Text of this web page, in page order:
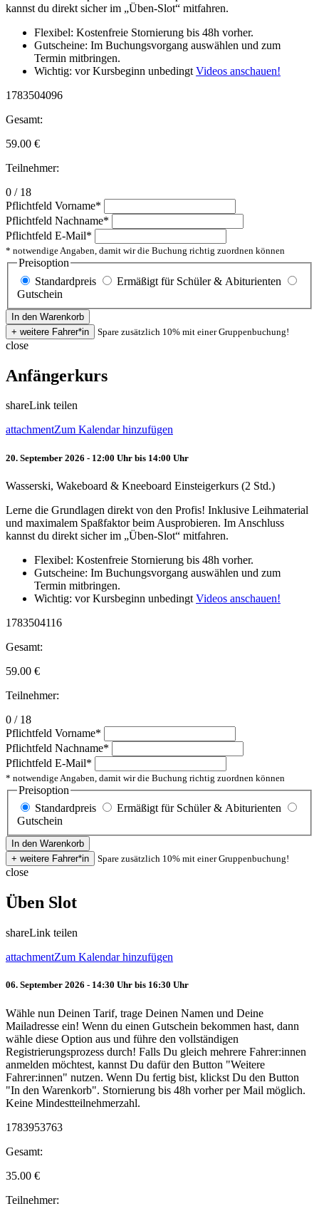
kannst du direkt sicher im „Üben-Slot“ mitfahren.
Flexibel: Kostenfreie Stornierung bis 48h vorher.
Gutscheine: Im Buchungsvorgang auswählen und zum
Termin mitbringen.
Wichtig: vor Kursbeginn unbedingt Videos anschauen!
1783504096
Gesamt:
59.00 €
Teilnehmer:
0 / 18
Pflichtfeld Vorname*
Pflichtfeld Nachname*
Pflichtfeld E-Mail*
* notwendige Angaben, damit wir die Buchung richtig zuordnen können
Preisoption
Standardpreis
Ermäßigt für Schüler & Abiturienten
Gutschein
Spare zusätzlich 10% mit einer Gruppenbuchung!
close
Anfängerkurs
shareLink teilen
attachmentZum Kalendar hinzufügen
20. September 2026 - 12:00 Uhr bis 14:00 Uhr
Wasserski, Wakeboard & Kneeboard Einsteigerkurs (2 Std.)
Lerne die Grundlagen direkt von den Profis! Inklusive Leihmaterial
und maximalem Spaßfaktor beim Ausprobieren. Im Anschluss
kannst du direkt sicher im „Üben-Slot“ mitfahren.
Flexibel: Kostenfreie Stornierung bis 48h vorher.
Gutscheine: Im Buchungsvorgang auswählen und zum
Termin mitbringen.
Wichtig: vor Kursbeginn unbedingt Videos anschauen!
1783504116
Gesamt:
59.00 €
Teilnehmer:
0 / 18
Pflichtfeld Vorname*
Pflichtfeld Nachname*
Pflichtfeld E-Mail*
* notwendige Angaben, damit wir die Buchung richtig zuordnen können
Preisoption
Standardpreis
Ermäßigt für Schüler & Abiturienten
Gutschein
Spare zusätzlich 10% mit einer Gruppenbuchung!
close
Üben Slot
shareLink teilen
attachmentZum Kalendar hinzufügen
06. September 2026 - 14:30 Uhr bis 16:30 Uhr
Wähle nun Deinen Tarif, trage Deinen Namen und Deine
Mailadresse ein! Wenn du einen Gutschein bekommen hast, dann
wähle diese Option aus und führe den vollständigen
Registrierungsprozess durch! Falls Du gleich mehrere Fahrer:innen
anmelden möchtest, kannst Du dafür den Button "Weitere
Fahrer:innen" nutzen. Wenn Du fertig bist, klickst Du den Button
"In den Warenkorb". Stornierung bis 48h vorher per Mail möglich.
Keine Mindestteilnehmerzahl.
1783953763
Gesamt:
35.00 €
Teilnehmer: